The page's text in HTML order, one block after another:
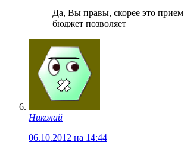
Да, Вы правы, скорее это
бюджет позволяет
Николай
06.10.2012 на 14:44